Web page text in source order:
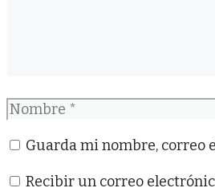
Nombre
Guarda mi nombre, correo
Recibir un correo